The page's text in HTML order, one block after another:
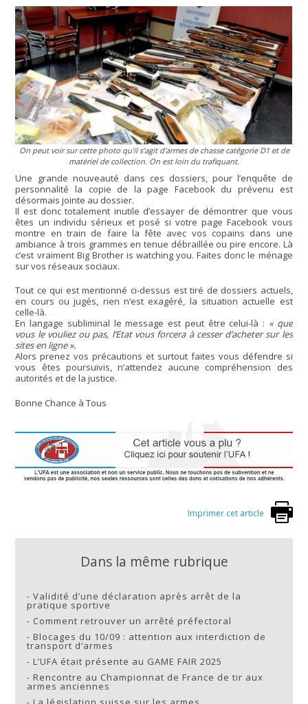
On peut voir sur cette photo qu’il s’agit d’armes de chasse catégorie D1 et de
matériel de collection. On est loin du trafiquant.
Une grande nouveauté dans ces dossiers, pour l’enquête de
personnalité la copie de la page Facebook du prévenu est
désormais jointe au dossier.
Il est donc totalement inutile d’essayer de démontrer que vous
êtes un individu sérieux et posé si votre page Facebook vous
montre en train de faire la fête avec vos copains dans une
ambiance à trois grammes en tenue débraillée ou pire encore. Là
c’est vraiment Big Brother is watching you. Faites donc le ménage
sur vos réseaux sociaux.
Tout ce qui est mentionné ci-dessus est tiré de dossiers actuels,
en cours ou jugés, rien n’est exagéré, la situation actuelle est
celle-là.
En langage subliminal le message est peut être celui-là : « que
vous le vouliez ou pas, l’Etat vous forcera à cesser d’acheter sur les
sites en ligne ».
Alors prenez vos précautions et surtout faites vous défendre si
vous êtes poursuivis, n’attendez aucune compréhension des
autorités et de la justice.
Bonne Chance à Tous
Imprimer cet article
Dans la même rubrique
-Validité d’une déclaration après arrêt de la
pratique sportive
- Comment retrouver un arrêté préfectoral
-Blocages du 10/09 : attention aux interdiction de
transport d’armes
-L’UFA était présente au GAME FAIR 2025
-Rencontre au Championnat de France de tir aux
armes anciennes